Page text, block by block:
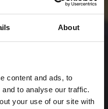
About
content and ads, to
to analyse our traffic.
your use of our site with